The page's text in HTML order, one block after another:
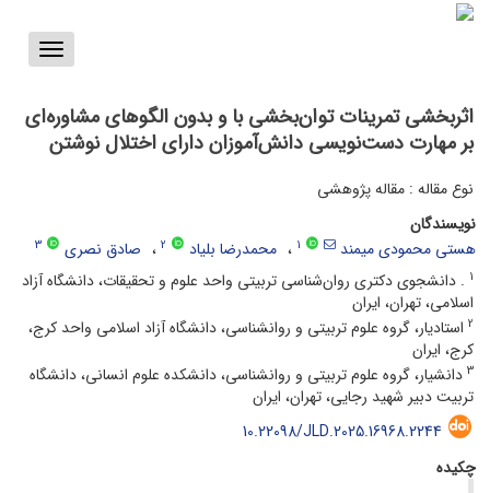
Toggle
اثربخشی تمرینات توان‌بخشی با و بدون الگوهای مشاوره‌ای
بر مهارت دست‌نویسی دانش‌آموزان دارای اختلال نوشتن
نوع مقاله : مقاله پژوهشی
نویسندگان
هستی محمودی میمند
1 محمدرضا بلیاد 2 صادق نصری
3
1 . دانشجوی دکتری روان‌شناسی تربیتی واحد علوم و تحقیقات، دانشگاه آزاد
اسلامی، تهران، ایران
2 استادیار، گروه علوم تربیتی و روانشناسی، دانشگاه آزاد اسلامی واحد کرج،
کرج، ایران
3 دانشیار، گروه علوم تربیتی و روانشناسی، دانشکده علوم انسانی، دانشگاه
تربیت دبیر شهید رجایی، تهران، ایران
10.22098/JLD.2025.16968.2244
چکیده